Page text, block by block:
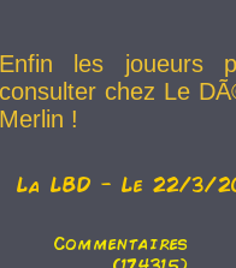
Enfin les joueurs
consulter chez Le
Merlin !
La LBD - Le 22/3/
Commentaires